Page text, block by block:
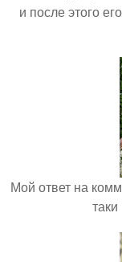
и после этого
Мой ответ на